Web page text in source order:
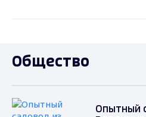
Общество
Опытный